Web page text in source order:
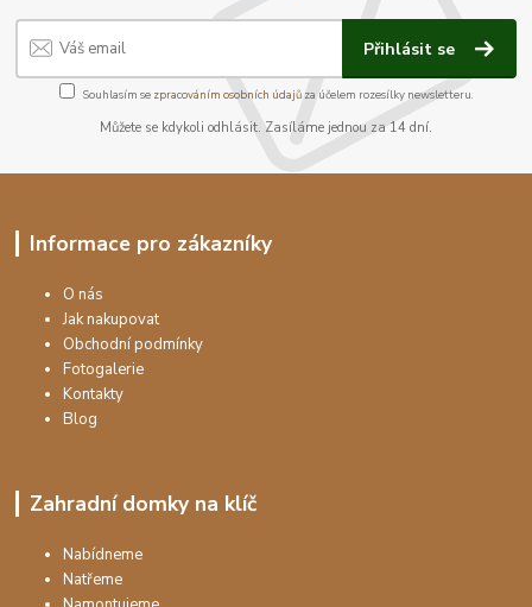
Přihlásit se
Souhlasím se zpracováním osobních údajůza účelem rozesílky newsletteru.
Můžete se kdykoli odhlásit. Zasíláme jednou za 14 dní.
Informace pro zákazníky
O nás
Jak nakupovat
Obchodní podmínky
Fotogalerie
Kontakty
Blog
Zahradní domky na klíč
Nabídneme
Natřeme